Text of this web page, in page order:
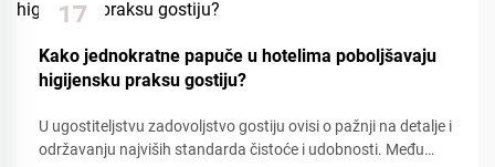
17
Dec
Kako jednokratne papuče u hotelima poboljšavaju
higijensku praksu gostiju?
U ugostiteljstvu zadovoljstvo gostiju ovisi o pažnji na detalje i
održavanju najviših standarda čistoće i udobnosti. Među